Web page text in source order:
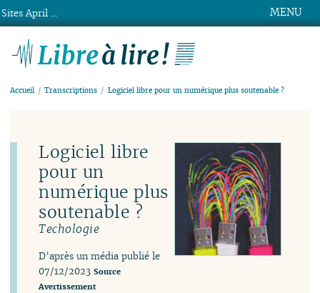
MENU
Accueil Transcriptions Logiciel libre pour un numérique plus soutenable ?
Logiciel libre
pour un
numérique plus
soutenable ?
Techologie
D’après un média publié le
07/12/2023 Source
Avertissement
Sites April ...